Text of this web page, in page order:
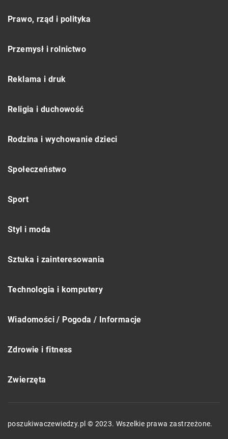
Prawo, rząd i polityka
Przemysł i rolnictwo
Reklama i druk
Religia i duchowość
Rodzina i wychowanie dzieci
Społeczeństwo
Sport
Styl i moda
Sztuka i zainteresowania
Technologia i komputery
Wiadomości / Pogoda / Informacje
Zdrowie i fitness
Zwierzęta
poszukiwaczewiedzy.pl © 2023. Wszelkie prawa zastrzeżone.